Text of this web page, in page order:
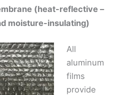
(heat-reflective –
moisture-insulating)
All
aluminum
films
provide